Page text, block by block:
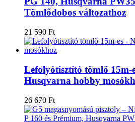
Tömlődobos változathoz
21 590 Ft
Lefolyótisztító tömlő 15m-
Husqvarna hobby
26 670 Ft